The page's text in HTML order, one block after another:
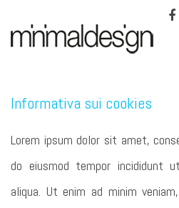
Informativa sui cookies
Lorem ipsum dolor sit amet,
do eiusmod tempor incididunt
aliqua. Ut enim ad minim